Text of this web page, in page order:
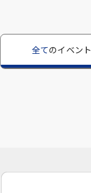
全てのイベント